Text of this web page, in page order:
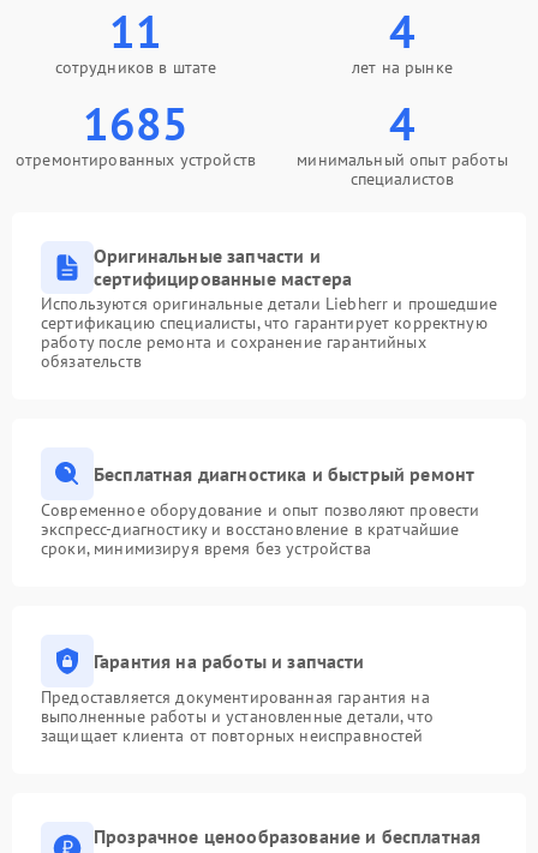
11
сотрудников в штате
4
лет на рынке
1685
отремонтированных устройств
4
минимальный опыт работы
специалистов
Оригинальные запчасти и
сертифицированные мастера
Используются оригинальные детали Liebherr и прошедшие
сертификацию специалисты, что гарантирует корректную
работу после ремонта и сохранение гарантийных
обязательств
Бесплатная диагностика и быстрый ремонт
Современное оборудование и опыт позволяют провести
экспресс-диагностику и восстановление в кратчайшие
сроки, минимизируя время без устройства
Гарантия на работы и запчасти
Предоставляется документированная гарантия на
выполненные работы и установленные детали, что
защищает клиента от повторных неисправностей
Прозрачное ценообразование и бесплатная